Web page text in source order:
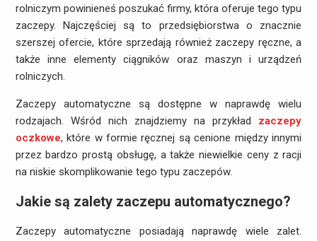
rolniczym powinieneś poszukać firmy, która oferuje tego typu
zaczepy. Najczęściej są to przedsiębiorstwa o znacznie
szerszej ofercie, które sprzedają również zaczepy ręczne, a
także inne elementy ciągników oraz maszyn i urządzeń
rolniczych.
Zaczepy automatyczne są dostępne w naprawdę wielu
rodzajach. Wśród nich znajdziemy na przykład zaczepy
oczkowe, które w formie ręcznej są cenione między innymi
przez bardzo prostą obsługę, a także niewielkie ceny z racji
na niskie skomplikowanie tego typu zaczepów.
Jakie są zalety zaczepu automatycznego?
Zaczepy automatyczne posiadają naprawdę wiele zalet.